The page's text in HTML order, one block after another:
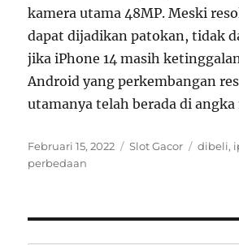
kamera utama 48MP. Meski
dapat dijadikan patokan, tidak
jika iPhone 14 masih
Android yang perkembangan
utamanya telah berada di angka
Posted
on
Februari 15, 2022 Categories
Slot Gacor Tags
dibeli,
perbedaan